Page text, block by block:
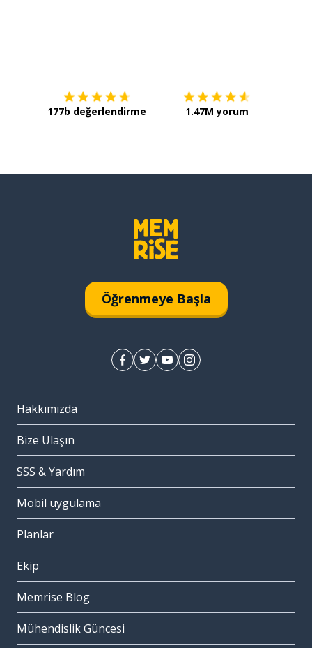
177b değerlendirme 1.47M yorum
Öğrenmeye Başla
Hakkımızda
Bize Ulaşın
SSS & Yardım
Mobil uygulama
Planlar
Ekip
Memrise Blog
Mühendislik Güncesi